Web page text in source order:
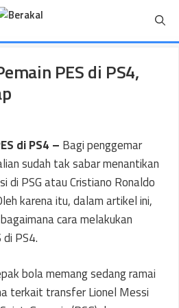
PES di PS4,
di PS4 – Bagi penggemar
sudah tak sabar menantikan
di PSG atau Cristiano Ronaldo
karena itu, dalam artikel ini,
cara melakukan
PS4.
bola memang sedang ramai
terkait transfer Lionel Messi